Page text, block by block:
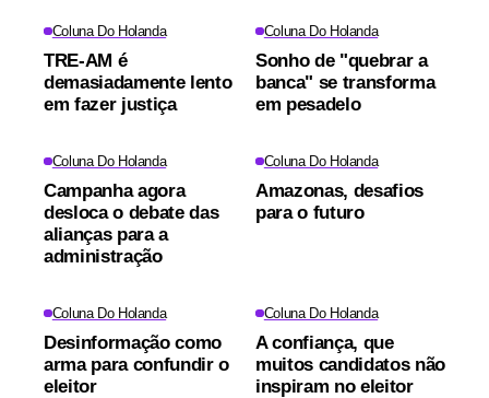
Coluna Do Holanda
TRE-AM é
demasiadamente lento
em fazer justiça
Coluna Do Holanda
Sonho de "quebrar a
banca" se transforma
em pesadelo
Coluna Do Holanda
Campanha agora
desloca o debate das
alianças para a
administração
Coluna Do Holanda
Amazonas, desafios
para o futuro
Coluna Do Holanda
Desinformação como
arma para confundir o
eleitor
Coluna Do Holanda
A confiança, que
muitos candidatos não
inspiram no eleitor